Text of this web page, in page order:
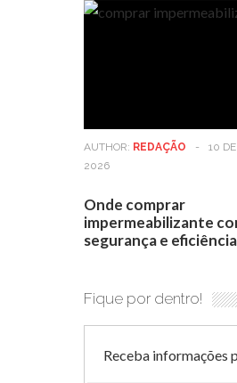
AUTHOR: REDAÇÃO -
10
2026
Onde comprar
impermeabilizante
segurança e eficiência
Fique por dentro!
Receba informações